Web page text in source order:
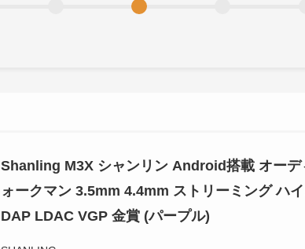
Shanling M3X シャンリン Android搭載 オーデ
ォークマン 3.5mm 4.4mm ストリーミング ハ
DAP LDAC VGP 金賞 (パープル)